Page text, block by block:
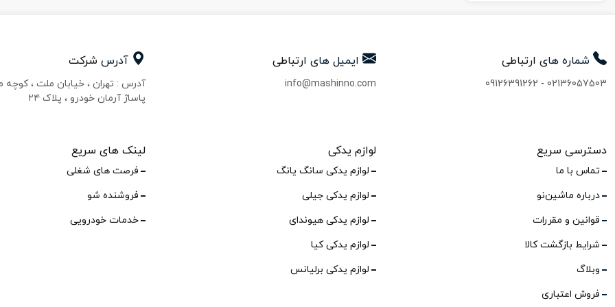
شماره های ارتباطی
02136057503
-
09126391262
ایمیل های ارتباطی
info@mashinno.com
آدرس شرکت
آدرس : تهران ، خیابان ملت ، کوچه
پاساژ آرمان خودرو ، پلاک ۲۴
دسترسی سریع
تماس با ما
درباره ماشین‌نو
قوانین و مقررات
شرایط بازگشت کالا
وبلاگ
فروش اعتباری
لوازم یدکی
لوازم یدکی سانگ یانگ
لوازم یدکی جیلی
لوازم یدکی هیوندای
لوازم یدکی کیا
لوازم یدکی برلیانس
لینک های سریع
فرصت های شغلی
فروشنده شو
خدمات خودرویی